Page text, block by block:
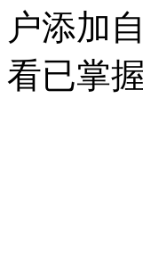
户添加
看已掌